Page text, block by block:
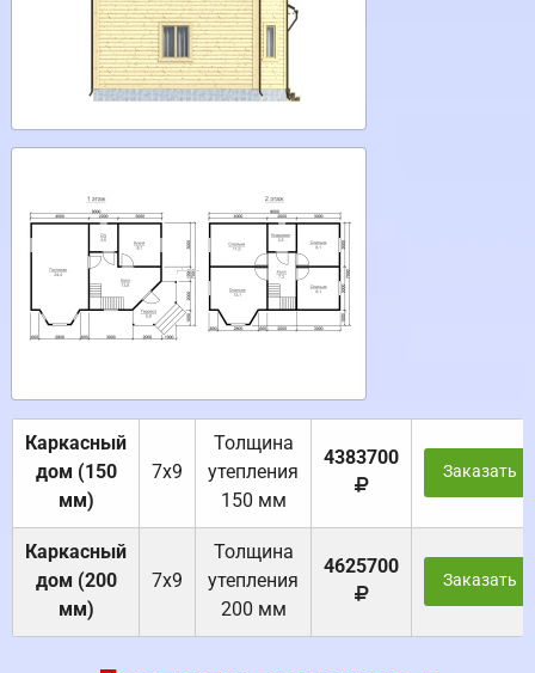
Каркасный
дом (150
мм)
7х9
Толщина
утепления
150 мм
4383700
Заказать
Каркасный
дом (200
мм)
7х9
Толщина
утепления
200 мм
4625700
Заказать